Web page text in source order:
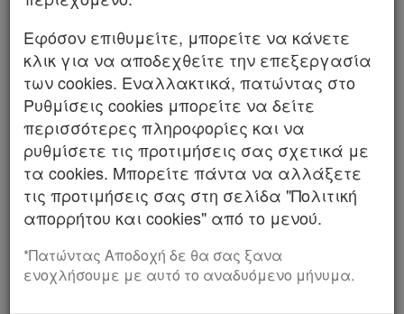
Χρήσιμα
Assistant
Νομολογία
Kodiko
Forum
Αναζήτηση
Κ.Α.Δ.
Αριθμός 1499/2025
ΤΟ ΣΥΜΒΟΥΛΙΟ ΤΗΣ ΕΠΙΚΡΑΤΕΙΑΣ
ΤΜΗΜΑ Β΄
Συνεδρίασε δημόσια στο ακροατήριό του στις
5 Φεβρουαρίου 2025, με την εξής σύνθεση:
Κωνσταντίνος Κουσούλης, Αντιπρόεδρος,
Πρόεδρος του Β΄ Τμήματος, Παναγιώτης
Τσούκας, Αγορίτσα Σδράκα, Σύμβουλοι,
Νικόλαος Νικολάκης, Παναγιώτης Κιούσης,
Εφόσον επιθυμείτε, μπορείτε να κάνετε
κλικ για να αποδεχθείτε την επεξεργασία
των cookies. Εναλλακτικά, πατώντας στο
Ρυθμίσεις cookies μπορείτε να δείτε
περισσότερες πληροφορίες και να
ρυθμίσετε τις προτιμήσεις σας σχετικά με
τα cookies. Μπορείτε πάντα να αλλάξετε
τις προτιμήσεις σας στη σελίδα "Πολιτική
απορρήτου και cookies" από το μενού.
*Πατώντας Αποδοχή δε θα σας ξανα
ενοχλήσουμε με αυτό το αναδυόμενο μήνυμα.